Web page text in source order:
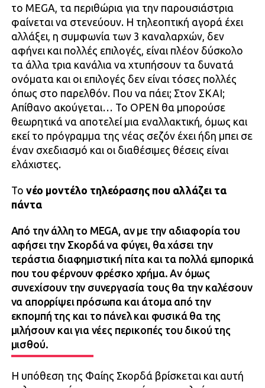
το MEGA, τα περιθώρια για την παρουσιάστρια
φαίνεται να στενεύουν. Η τηλεοπτική αγορά έχει
αλλάξει, η συμφωνία των 3 καναλαρχών, δεν
αφήνει και πολλές επιλογές, είναι πλέον δύσκολο
τα άλλα τρια κανάλια να χτυπήσουν τα δυνατά
ονόματα και οι επιλογές δεν είναι τόσες πολλές
όπως στο παρελθόν. Που να πάει; Στον ΣΚΑΙ;
Απίθανο ακούγεται… Το OPEN θα μπορούσε
θεωρητικά να αποτελεί μια εναλλακτική, όμως και
εκεί το πρόγραμμα της νέας σεζόν έχει ήδη μπει σε
έναν σχεδιασμό και οι διαθέσιμες θέσεις είναι
ελάχιστες.
Το νέο μοντέλο τηλεόρασης που αλλάζει τα
πάντα
Από την άλλη το MEGA, αν με την αδιαφορία του
αφήσει την Σκορδά να φύγει, θα χάσει την
τεράστια διαφημιστική πίτα και τα πολλά εμπορικά
που του φέρνουν φρέσκο χρήμα. Αν όμως
συνεχίσουν την συνεργασία τους θα την καλέσουν
να απορρίψει πρόσωπα και άτομα από την
εκπομπή της και το πάνελ και φυσικά θα της
μιλήσουν και για νέες περικοπές του δικού της
μισθού.
Η υπόθεση της Φαίης Σκορδά βρίσκεται και αυτή